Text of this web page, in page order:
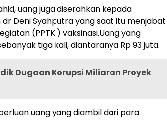
uang juga diserahkan kepada
Deni Syahputra yang saat itu menjabat
(PPTK ) vaksinasi.Uang yang
tiga kali, diantaranya Rp 93 juta.
Dugaan Korupsi Miliaran Proyek
uang yang diambil dari para